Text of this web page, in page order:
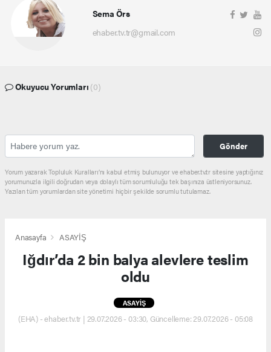
Sema Örs
ehaber.tv.tr@gmail.com
Okuyucu Yorumları (0)
Gönder
Yorum yazarak Topluluk Kuralları’nı kabul etmiş bulunuyor ve ehaber.tv.tr sitesine yaptığınız
yorumunuzla ilgili doğrudan veya dolaylı tüm sorumluluğu tek başınıza üstleniyorsunuz.
Yazılan tüm yorumlardan site yönetimi hiçbir şekilde sorumlu tutulamaz.
Anasayfa ASAYİŞ
Iğdır’da 2 bin balya alevlere teslim
oldu
ASAYİŞ
(EHA) - ehaber.tv.tr | 29.07.2026 - 03:30, Güncelleme: 29.07.2026 - 05:08